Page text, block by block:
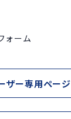
ォーム
ザー専用ページ